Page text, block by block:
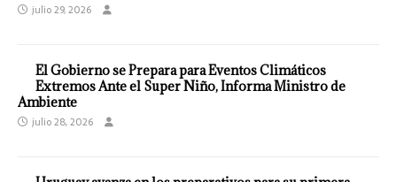
julio 29, 2026
El Gobierno se Prepara para Eventos Climáticos
Extremos Ante el Super Niño, Informa Ministro de
Ambiente
julio 28, 2026